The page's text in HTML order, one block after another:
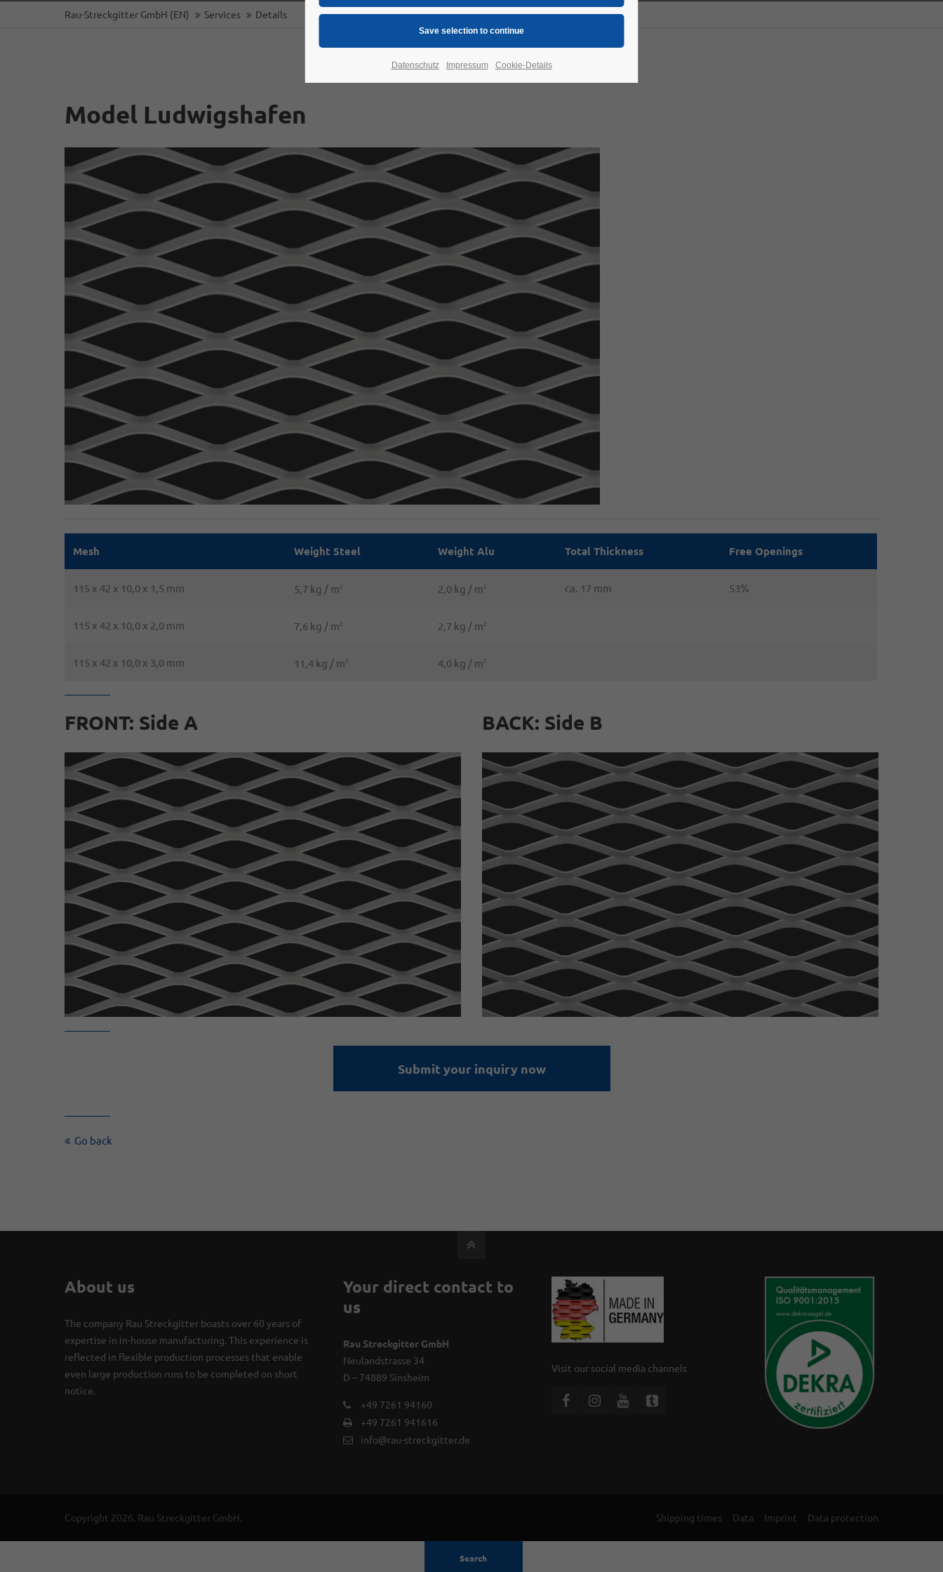
Rau-Streckgitter GmbH (EN) Services Details
Model Ludwigshafen
Mesh Weight Steel Weight Alu Total Thickness Free Openings
115 x 42 x 10,0 x 1,5 mm 5,7 kg / m2 2,0 kg / m2 ca. 17 mm 53%
115 x 42 x 10,0 x 2,0 mm 7,6 kg / m2 2,7 kg / m2
115 x 42 x 10,0 x 3,0 mm 11,4 kg / m2 4,0 kg / m2
FRONT: Side A BACK: Side B
Submit your inquiry now
Go back
About us
The company Rau Streckgitter boasts over 60 years of
expertise in in-house manufacturing. This experience is
reflected in flexible production processes that enable
even large production runs to be completed on short
notice.
Your direct contact to
us
Rau Streckgitter GmbH
Neulandstrasse 34
D – 74889 Sinsheim
+49 7261 94160
+49 7261 941616
info@rau-streckgitter.de
Visit our social media channels
Copyright 2026. Rau Streckgitter GmbH. Shipping times Data Imprint Data protection
Datenschutz Impressum Cookie-Details
Search